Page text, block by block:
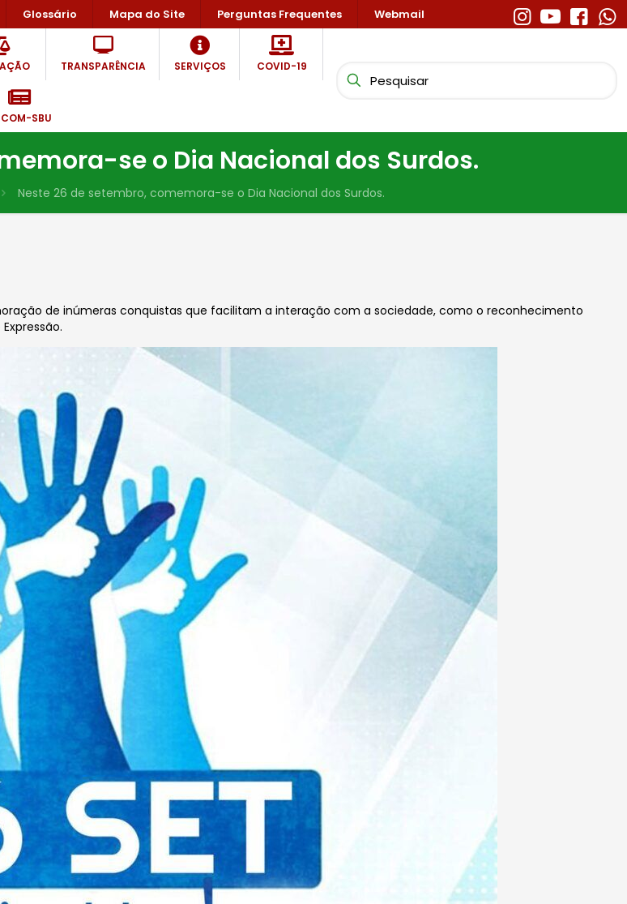
Glossário Mapa do Site Perguntas Frequentes Webmail
TRANSPARÊNCIA SERVIÇOS COVID-19
SBU
se o Dia Nacional dos Surdos.
Neste 26 de setembro, comemora-se o Dia Nacional dos Surdos.
de inúmeras conquistas que facilitam a interação com a sociedade, como o reconhecimento